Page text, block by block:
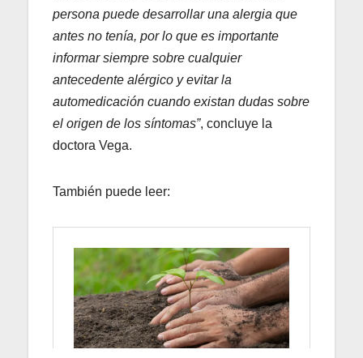
persona puede desarrollar una alergia que
antes no tenía, por lo que es importante
informar siempre sobre cualquier
antecedente alérgico y evitar la
automedicación cuando existan dudas sobre
el origen de los síntomas”, concluye la
doctora Vega.
También puede leer: